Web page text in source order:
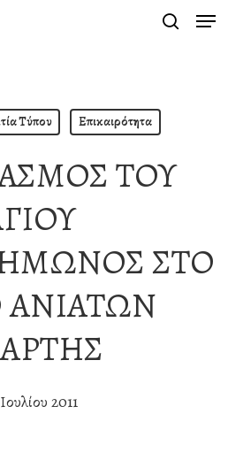
Τύπου Επικαιρότητα
ΤΟΥ
ΣΤΟ
ΑΝΙΑΤΩΝ
2011